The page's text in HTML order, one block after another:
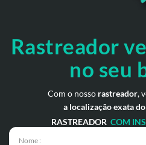
Rastreador
no seu
Com o nosso rastreador,
a localização exata
RASTREADOR COM